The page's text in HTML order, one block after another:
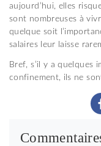
aujourd’hui, elles
sont nombreuses à
quelque soit
salaires leur laisse
Bref, s’il y a quelques
confinement, ils ne